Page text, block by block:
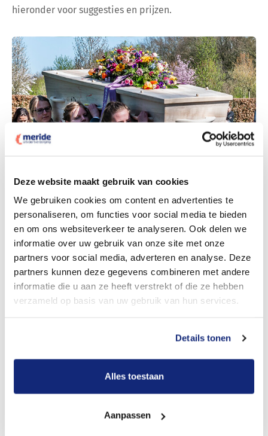
Deze website maakt gebruik van cookies
We gebruiken cookies om content en advertenties te
personaliseren, om functies voor social media te bieden
en om ons websiteverkeer te analyseren. Ook delen we
informatie over uw gebruik van onze site met onze
partners voor social media, adverteren en analyse. Deze
partners kunnen deze gegevens combineren met andere
informatie die u aan ze heeft verstrekt of die ze hebben
verzameld op basis van uw gebruik van hun services.
Details tonen
Alles toestaan
Aanpassen
hieronder voor suggesties en prijzen.
Bekijk tarieven voor begrafenis
Bekijk tarieven voor crematie
Een betere uitvaart ervaring voor een betere